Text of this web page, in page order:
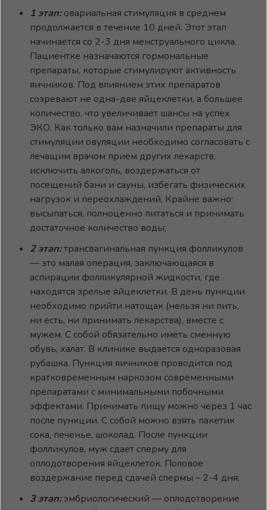
1 этап:овариальная стимуляция в среднем
продолжается в течение 10 дней. Этот этап
начинается со 2-3 дня менструального цикла.
Пациентке назначаются гормональные
препараты, которые стимулируют активность
яичников. Под влиянием этих препаратов
созревают не одна-две яйцеклетки, а большее
количество, что увеличивает шансы на успех
ЭКО. Как только вам назначили препараты для
стимуляции овуляции необходимо согласовать с
лечащим врачом прием других лекарств,
исключить алкоголь, воздержаться от
посещений бани и сауны, избегать физических
нагрузок и переохлаждений. Крайне важно:
высыпаться, полноценно питаться и принимать
достаточное количество воды;
2 этап:трансвагинальная пункция фолликулов
— это малая операция, заключающаяся в
аспирации фолликулярной жидкости, где
находятся зрелые яйцеклетки. В день пункции
необходимо прийти натощак (нельзя ни пить,
ни есть, ни принимать лекарства), вместе с
мужем. С собой обязательно иметь сменную
обувь, халат. В клинике выдается одноразовая
рубашка. Пункция яичников проводится под
кратковременным наркозом современными
препаратами с минимальными побочными
эффектами. Принимать пищу можно через 1 час
после пункции. С собой можно взять пакетик
сока, печенье, шоколад. После пункции
фолликулов, муж сдает сперму для
оплодотворения яйцеклеток. Половое
воздержание перед сдачей спермы – 2-4 дня;
3 этап:эмбриологический — оплодотворение